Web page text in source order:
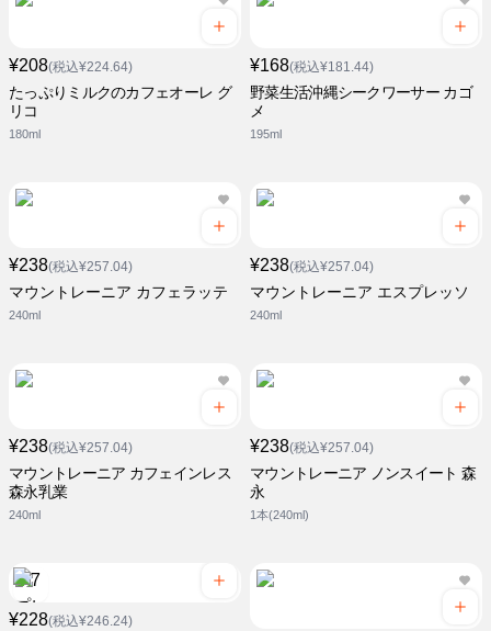
¥208(税込¥224.64)
たっぷりミルクのカフェオーレ グ
リコ
180ml
¥168(税込¥181.44)
野菜生活沖縄シークワーサー カゴ
メ
195ml
¥238(税込¥257.04)
マウントレーニア カフェラッテ
240ml
¥238(税込¥257.04)
マウントレーニア エスプレッソ
240ml
¥238(税込¥257.04)
マウントレーニア カフェインレス
森永乳業
240ml
¥238(税込¥257.04)
マウントレーニア ノンスイート 森
永
1本(240ml)
¥228(税込¥246.24)